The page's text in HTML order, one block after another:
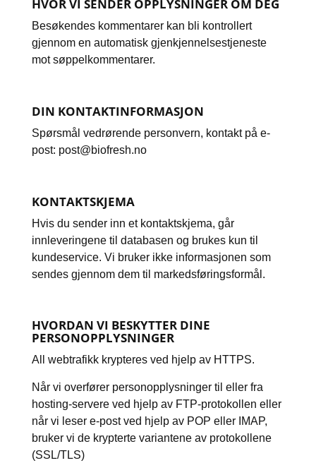
HVOR VI SENDER OPPLYSNINGER OM DEG
Besøkendes kommentarer kan bli kontrollert
gjennom en automatisk gjenkjennelsestjeneste
mot søppelkommentarer.
DIN KONTAKTINFORMASJON
Spørsmål vedrørende personvern, kontakt på e-
post: post@biofresh.no
KONTAKTSKJEMA
Hvis du sender inn et kontaktskjema, går
innleveringene til databasen og brukes kun til
kundeservice. Vi bruker ikke informasjonen som
sendes gjennom dem til markedsføringsformål.
HVORDAN VI BESKYTTER DINE
PERSONOPPLYSNINGER
All webtrafikk krypteres ved hjelp av HTTPS.
Når vi overfører personopplysninger til eller fra
hosting-servere ved hjelp av FTP-protokollen eller
når vi leser e-post ved hjelp av POP eller IMAP,
bruker vi de krypterte variantene av protokollene
(SSL/TLS)